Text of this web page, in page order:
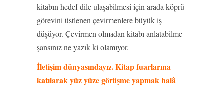
kitabın hedef dile ulaşabilmesi için arada köprü
görevini üstlenen çevirmenlere büyük iş
düşüyor. Çevirmen olmadan kitabı anlatabilme
şansınız ne yazık ki olamıyor.
İletişim dünyasındayız. Kitap fuarlarına
katılarak yüz yüze görüşme yapmak halâ